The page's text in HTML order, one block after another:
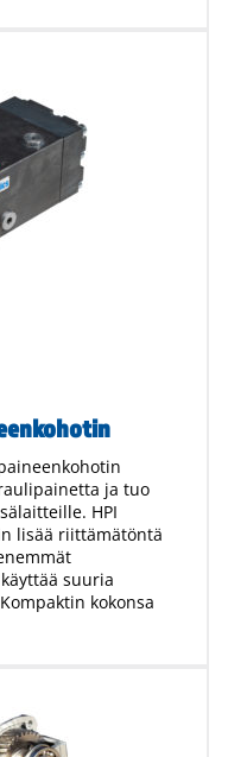
ja tuo
HPI
lisää riittämätöntä
suuria
kokonsa